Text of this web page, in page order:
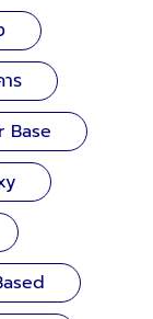
ร
Base